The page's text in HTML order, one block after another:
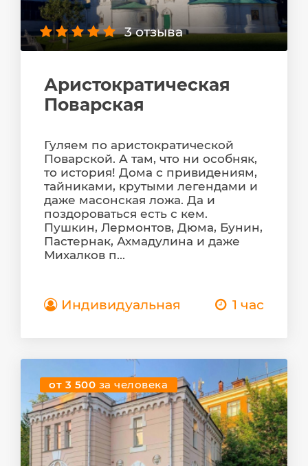
3 отзыва
Аристократическая
Поварская
Гуляем по аристократической
Поварской. А там, что ни особняк,
то история! Дома с привидениям,
тайниками, крутыми легендами и
даже масонская ложа. Да и
поздороваться есть с кем.
Пушкин, Лермонтов, Дюма, Бунин,
Пастернак, Ахмадулина и даже
Михалков п...
Индивидуальная 1 час
от 3 500 за человека